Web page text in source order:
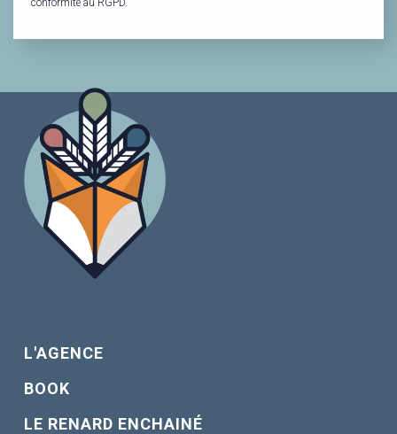
conformité au RGPD.
L'AGENCE
BOOK
LE RENARD ENCHAINÉ